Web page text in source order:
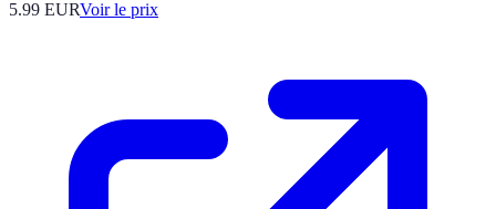
5.99 EURVoir le prix